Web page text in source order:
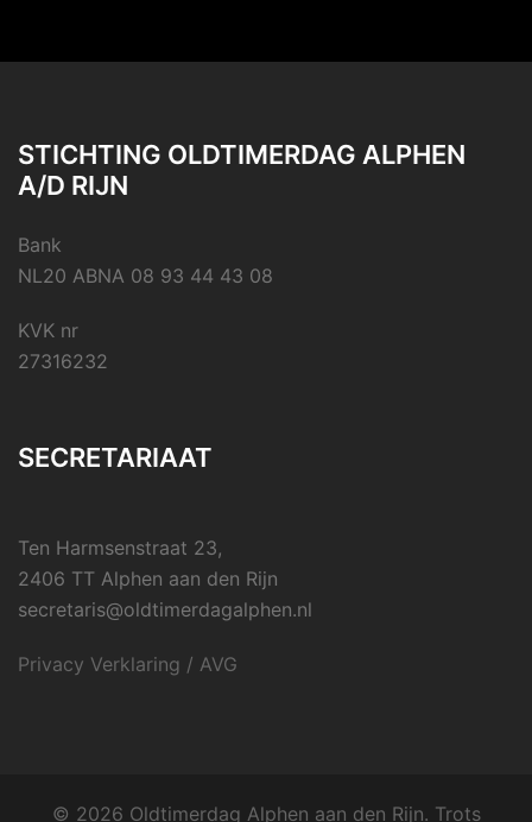
STICHTING OLDTIMERDAG ALPHEN
A/D RIJN
Bank
NL20 ABNA 08 93 44 43 08
KVK nr
27316232
SECRETARIAAT
Ten Harmsenstraat 23,
2406 TT Alphen aan den Rijn
secretaris@oldtimerdagalphen.nl
Privacy Verklaring / AVG
© 2026 Oldtimerdag Alphen aan den Rijn. Trots